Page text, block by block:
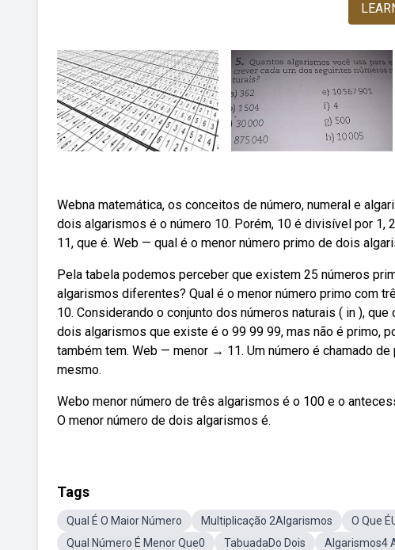
Webna matemática, os conceitos de número, numeral e
dois algarismos é o número 10. Porém, 10 é divisível por 1,
11, que é. Web — qual é o menor número primo de dois
Pela tabela podemos perceber que existem 25 números
algarismos diferentes? Qual é o menor número primo com
10. Considerando o conjunto dos números naturais ( in ),
dois algarismos que existe é o 99 99 99, mas não é primo,
também tem. Web — menor → 11. Um número é chamado
mesmo.
Webo menor número de três algarismos é o 100 e o
O menor número de dois algarismos é.
Tags
Qual É O Maior Número Multiplicação 2Algarismos O Que
Qual Número É Menor Que0
TabuadaDo Dois Algarismos4